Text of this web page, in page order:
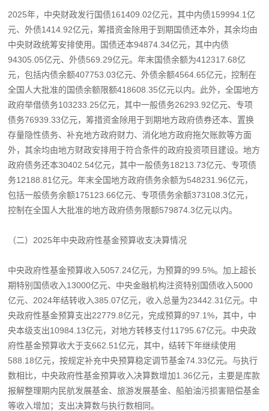
2025年，中央财政发行国债161409.02亿元，其中内债159994.1亿
元、外债1414.92亿元，筹措资金除用于到期国债还本外，其余均由
中央财政统筹安排使用。国债还本94874.34亿元，其中内债
94305.05亿元、外债569.29亿元。年末国债余额为412317.68亿
元，包括内债余额407753.03亿元、外债余额4564.65亿元，控制在
全国人大批准的国债余额限额418608.35亿元以内。此外，全国地方
政府举借债务103233.25亿元，其中一般债务26293.92亿元、专项
债务76939.33亿元，筹措资金除用于到期地方政府债券还本、置换
存量隐性债务、补充地方政府财力、消化地方政府拖欠账款等方面
外，其余均由地方财政安排用于符合条件的政府投资项目建设。地方
政府债务还本30402.54亿元，其中一般债务18213.73亿元、专项债
务12188.81亿元。年末全国地方政府债务余额为548231.96亿元，
包括一般债务余额175123.66亿元、专项债务余额373108.3亿元，
控制在全国人大批准的地方政府债务限额579874.3亿元以内。
（二）2025年中央政府性基金预算收支决算情况
中央政府性基金预算收入5057.24亿元，为预算的99.5%。加上超长
期特别国债收入13000亿元、中央金融机构注资特别国债收入5000
亿元、2024年结转收入385.07亿元，收入总量为23442.31亿元。中
央政府性基金预算支出22779.8亿元，完成预算的97.1%，其中，中
央本级支出10984.13亿元，对地方转移支付11795.67亿元。中央政
府性基金预算收大于支662.51亿元，其中，结转下年继续使用
588.18亿元，按规定补充中央预算稳定调节基金74.33亿元。与执行
数相比，中央政府性基金预算收入决算数增加1.36亿元，主要是库款
报解整理期内民航发展基金、旅游发展基金、船舶油污损害赔偿基金
等收入增加；支出决算数与执行数相同。